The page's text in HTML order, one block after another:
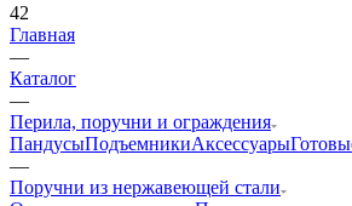
42
Главная
—
Каталог
—
Перила, поручни и ограждения
ПандусыПодъемникиАксессуары
—
Поручни из нержавеющей стали